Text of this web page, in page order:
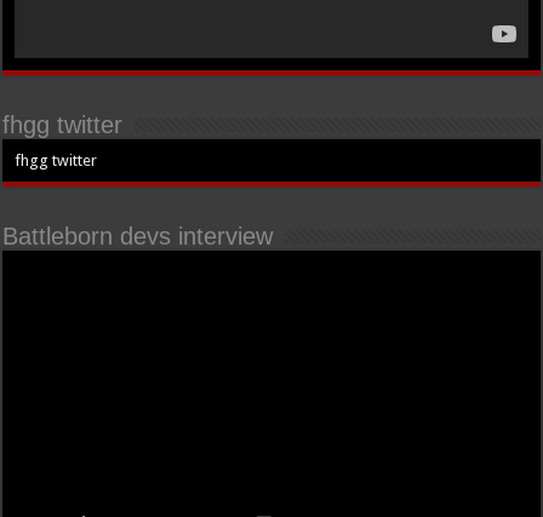
fhgg twitter
fhgg twitter
Battleborn devs interview